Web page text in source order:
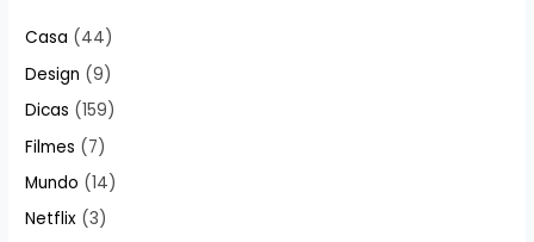
Casa (44)
Design (9)
Dicas (159)
Filmes (7)
Mundo (14)
Netflix (3)